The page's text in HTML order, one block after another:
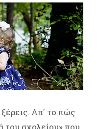
Απ' το πώς
του σχολείου» που